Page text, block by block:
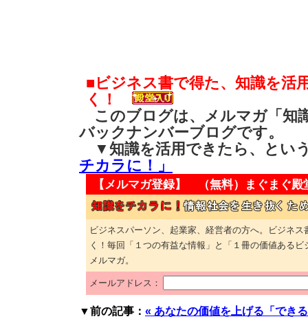
■ビジネス書で得た、知識を活
く！
このブログは、メルマガ「知
バックナンバーブログです。
▼知識を活用できたら、と
チカラに！」
【メルマガ登録】 （無料） まぐまぐ殿
ビジネスパーソン、起業家、経営者の方へ。ビジネ
く！毎回「１つの有益な情報」と「１冊の価値ある
メルマガ。
メールアドレス：
▼前の記事： « あなたの価値を上げる「でき